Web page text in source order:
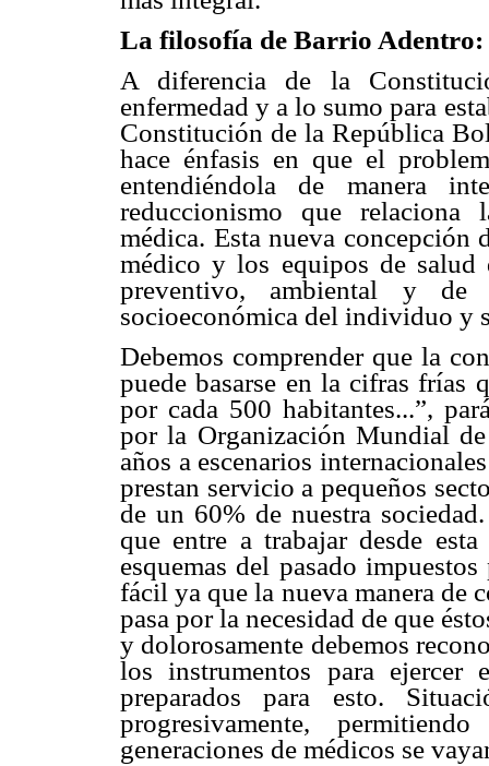
La filosofía de Barrio Adentro:
A diferencia de la
enfermedad y a lo sumo para
Constitución de la República
hace énfasis en que el
entendiéndola de manera
reduccionismo que relaciona
médica. Esta nueva concepción
médico y los equipos de salud
preventivo, ambiental y de
socioeconómica del individuo y
Debemos comprender que la
puede basarse en la cifras frías
por cada 500 habitantes...”,
por la Organización Mundial
años a escenarios
prestan servicio a pequeños
de un 60% de nuestra
que entre a trabajar desde
esquemas del pasado
fácil ya que la nueva manera de
pasa por la necesidad de que
y dolorosamente debemos
los instrumentos para ejercer
preparados para esto.
progresivamente,
generaciones de médicos se